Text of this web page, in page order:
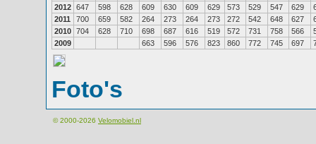
2012 647 598 628 609 630 609 629 573 529 547 629
2011
700 659 582 264 273 264 273 272 542 648 627
2010 704 628 710 698 687 616 519 572 731 758 566
2009
663 596 576 823 860 772 745 697
Foto's
© 2000-2026 Velomobiel.nl